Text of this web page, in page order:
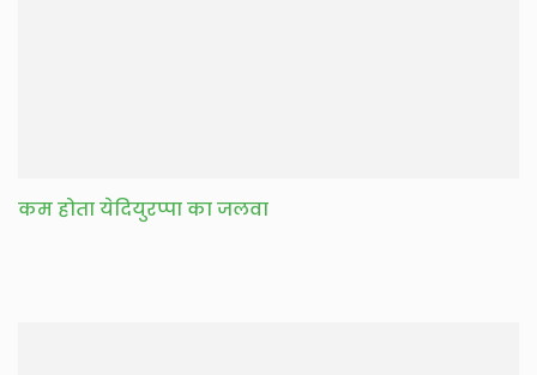
कम होता येदियुरप्पा का जलवा